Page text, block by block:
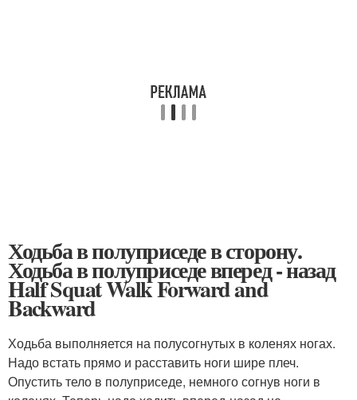
Ходьба в полуприседе в сторону.
Ходьба в полуприседе вперед - назад
Half Squat Walk Forward and
Backward
Ходьба выполняется на полусогнутых в коленях ногах.
Надо встать прямо и расставить ноги шире плеч.
Опустить тело в полуприседе, немного согнув ноги в